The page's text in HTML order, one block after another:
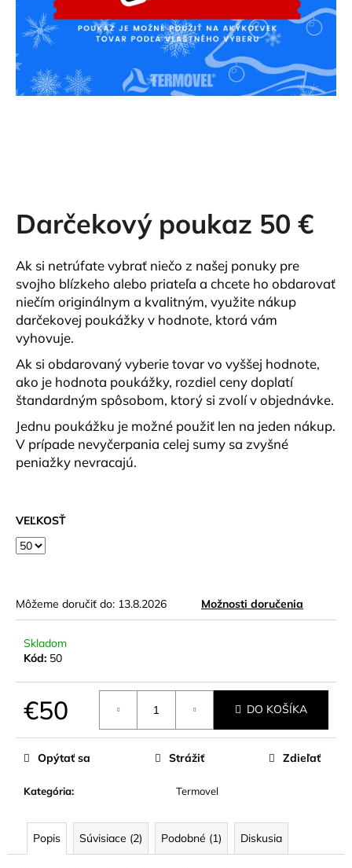
Darčekový poukaz 50 €
Ak si netrúfate vybrať niečo z našej ponuky pre
svojho blízkeho alebo priateľa a chcete ho obdarovať
niečím originálnym a kvalitným, využite nákup
darčekovej poukážky v hodnote, ktorá vám
vyhovuje.
Ak si obdarovaný vyberie tovar vo vyššej hodnote,
ako je hodnota poukážky, rozdiel ceny doplatí
štandardným spôsobom, ktorý si zvolí v objednávke.
Jednu poukážku je možné použiť len na jeden nákup.
V prípade nevyčerpania celej sumy sa zvyšné
peniažky nevracajú.
VEĽKOSŤ
Môžeme doručiť do: 13.8.2026 Možnosti doručenia
Skladom
Kód: 50
€50 DO KOŠÍKA
Kategória: Termovel
Opýtať sa Strážiť Zdieľať
Popis Súvisiace (2) Podobné (1) Diskusia
á
s
?
d
p
o
r
ú
č
a
m
e
ČELENKA
WILD